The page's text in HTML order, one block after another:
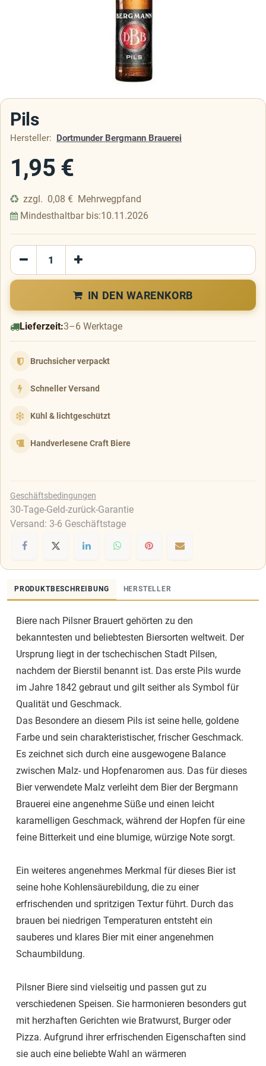
Pils
Hersteller: Dortmunder Bergmann Brauerei
1,95€
zzgl. 0,08 € Mehrwegpfand
Mindesthaltbar bis:10.11.2026
IN DEN WARENKORB
Lieferzeit:3–6 Werktage
Bruchsicher verpackt
Schneller Versand
Kühl & lichtgeschützt
Handverlesene Craft Biere
Geschäftsbedingungen
30-Tage-Geld-zurück-Garantie
Versand: 3-6 Geschäftstage
PRODUKTBESCHREIBUNG HERSTELLER
Biere nach Pilsner Brauert gehörten zu den
bekanntesten und beliebtesten Biersorten weltweit. Der
Ursprung liegt in der tschechischen Stadt Pilsen,
nachdem der Bierstil benannt ist. Das erste Pils wurde
im Jahre 1842 gebraut und gilt seither als Symbol für
Qualität und Geschmack.
Das Besondere an diesem Pils ist seine helle, goldene
Farbe und sein charakteristischer, frischer Geschmack.
Es zeichnet sich durch eine ausgewogene Balance
zwischen Malz- und Hopfenaromen aus. Das für dieses
Bier verwendete Malz verleiht dem Bier der Bergmann
Brauerei eine angenehme Süße und einen leicht
karamelligen Geschmack, während der Hopfen für eine
feine Bitterkeit und eine blumige, würzige Note sorgt.
Ein weiteres angenehmes Merkmal für dieses Bier ist
seine hohe Kohlensäurebildung, die zu einer
erfrischenden und spritzigen Textur führt. Durch das
brauen bei niedrigen Temperaturen entsteht ein
sauberes und klares Bier mit einer angenehmen
Schaumbildung.
Pilsner Biere sind vielseitig und passen gut zu
verschiedenen Speisen. Sie harmonieren besonders gut
mit herzhaften Gerichten wie Bratwurst, Burger oder
Pizza. Aufgrund ihrer erfrischenden Eigenschaften sind
sie auch eine beliebte Wahl an wärmeren